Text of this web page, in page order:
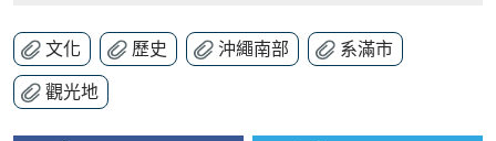
文化 歷史 沖繩南部 系滿市
觀光地